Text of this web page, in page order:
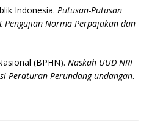
Indonesia. Putusan-Putusan
Norma Perpajakan dan
(BPHN). Naskah UUD NRI
Peraturan Perundang-undangan.